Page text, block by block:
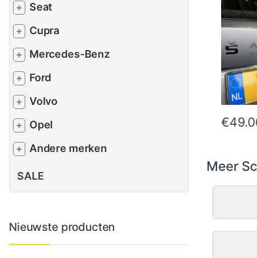
€
Meer
+ Seat
+ Cupra
+ Mercedes-Benz
+ Ford
+ Volvo
+ Opel
+ Andere merken
SALE
Nieuwste producten